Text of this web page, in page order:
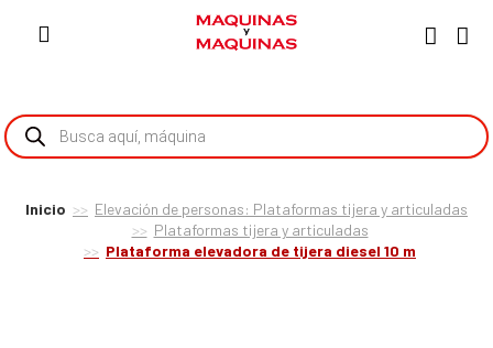
Inicio
Elevación de personas: Plataformas tijera y articuladas
Plataformas tijera y articuladas
Plataforma elevadora de tijera diesel 10 m